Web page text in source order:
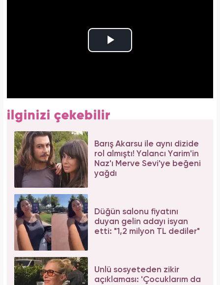
ilginizi çekebilir
Barış Akarsu ile aynı dizide
rol almıştı! Yalancı Yarim'in
Naz'ı Merve Sevi'ye beğeni
yağdı
Düğün salonu fiyatını
duyan gelin adayı isyan
etti: "1,2 milyon TL dediler"
Ünlü sosyeteden zikir
açıklaması: 'Çocuklarım da